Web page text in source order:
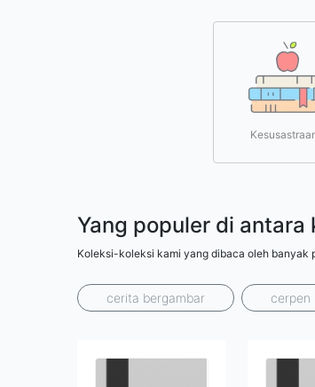
Yang populer di antara
Koleksi-koleksi kami yang dibaca oleh banyak
cerita bergambar cerpen